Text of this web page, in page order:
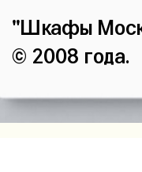
"Шкафы
© 2008 года.